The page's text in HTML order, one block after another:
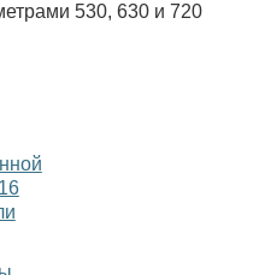
530, 630 и 720